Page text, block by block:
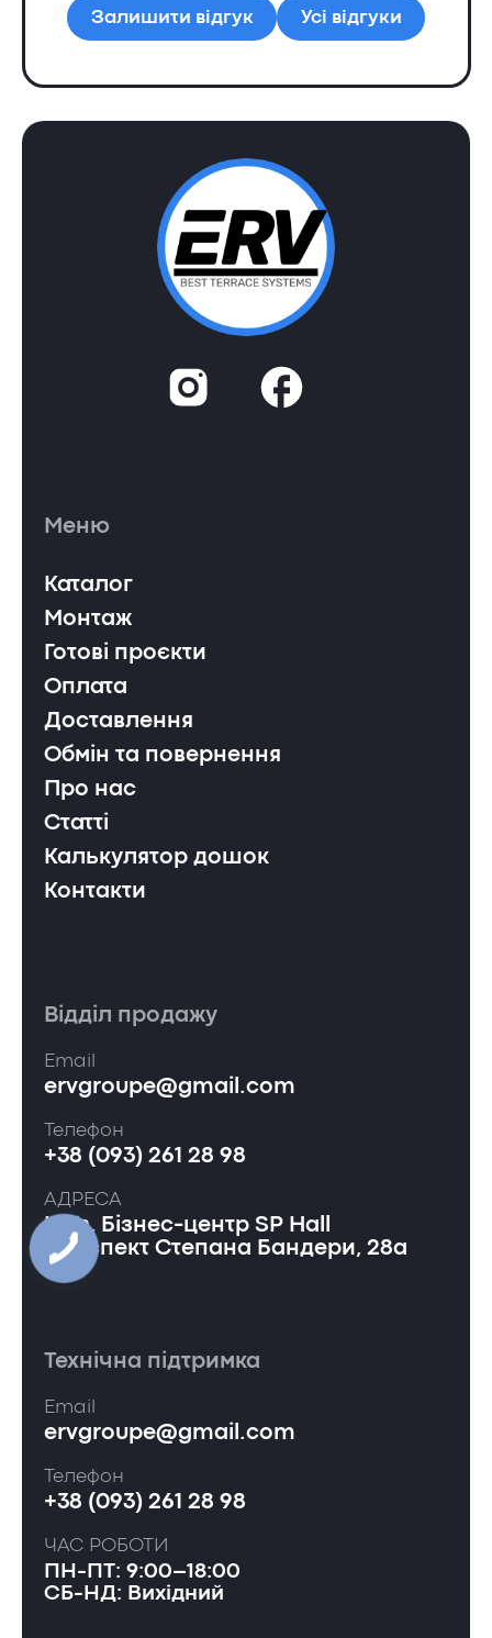
Залишити відгук Усі відгуки
Меню
Каталог
Монтаж
Готові проєкти
Оплата
Доставлення
Обмін та повернення
Про нас
Статті
Калькулятор дошок
Контакти
Відділ продажу
Email
ervgroupe@gmail.com
Телефон
+38 (093) 261 28 98
АДРЕСА
Київ, Бізнес-центр SP Hall
проспект Степана Бандери, 28а
Технічна підтримка
Email
ervgroupe@gmail.com
Телефон
+38 (093) 261 28 98
ЧАС РОБОТИ
ПН-ПТ: 9:00–18:00
СБ-НД: Вихідний